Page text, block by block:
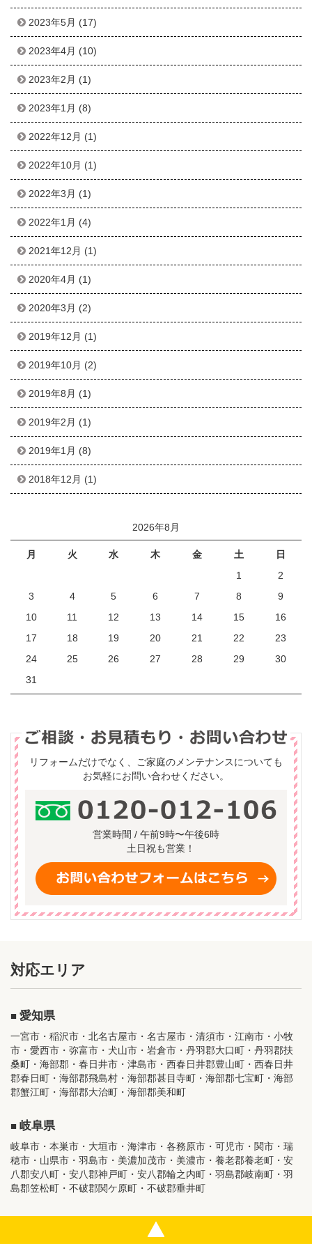
2023年5月 (17)
2023年4月 (10)
2023年2月 (1)
2023年1月 (8)
2022年12月 (1)
2022年10月 (1)
2022年3月 (1)
2022年1月 (4)
2021年12月 (1)
2020年4月 (1)
2020年3月 (2)
2019年12月 (1)
2019年10月 (2)
2019年8月 (1)
2019年2月 (1)
2019年1月 (8)
2018年12月 (1)
2026年8月
月 火 水 木 金 土
日
1
2
3
4 5 6 7 8
9
10
11 12 13 14 15
16
17
18 19 20 21 22
23
24
25 26 27 28 29
30
31
リフォームだけでなく、ご家庭のメンテナンスについても
お気軽にお問い合わせください。
営業時間 / 午前9時〜午後6時
土日祝も営業！
対応エリア
愛知県
一宮市・稲沢市・北名古屋市・名古屋市・清須市・江南市・小牧
市・愛西市・弥富市・犬山市・岩倉市・丹羽郡大口町・丹羽郡扶
桑町・海部郡・春日井市・津島市・西春日井郡豊山町・西春日井
郡春日町・海部郡飛島村・海部郡甚目寺町・海部郡七宝町・海部
郡蟹江町・海部郡大治町・海部郡美和町
岐阜県
岐阜市・本巣市・大垣市・海津市・各務原市・可児市・関市・瑞
穂市・山県市・羽島市・美濃加茂市・美濃市・養老郡養老町・安
八郡安八町・安八郡神戸町・安八郡輪之内町・羽島郡岐南町・羽
島郡笠松町・不破郡関ケ原町・不破郡垂井町